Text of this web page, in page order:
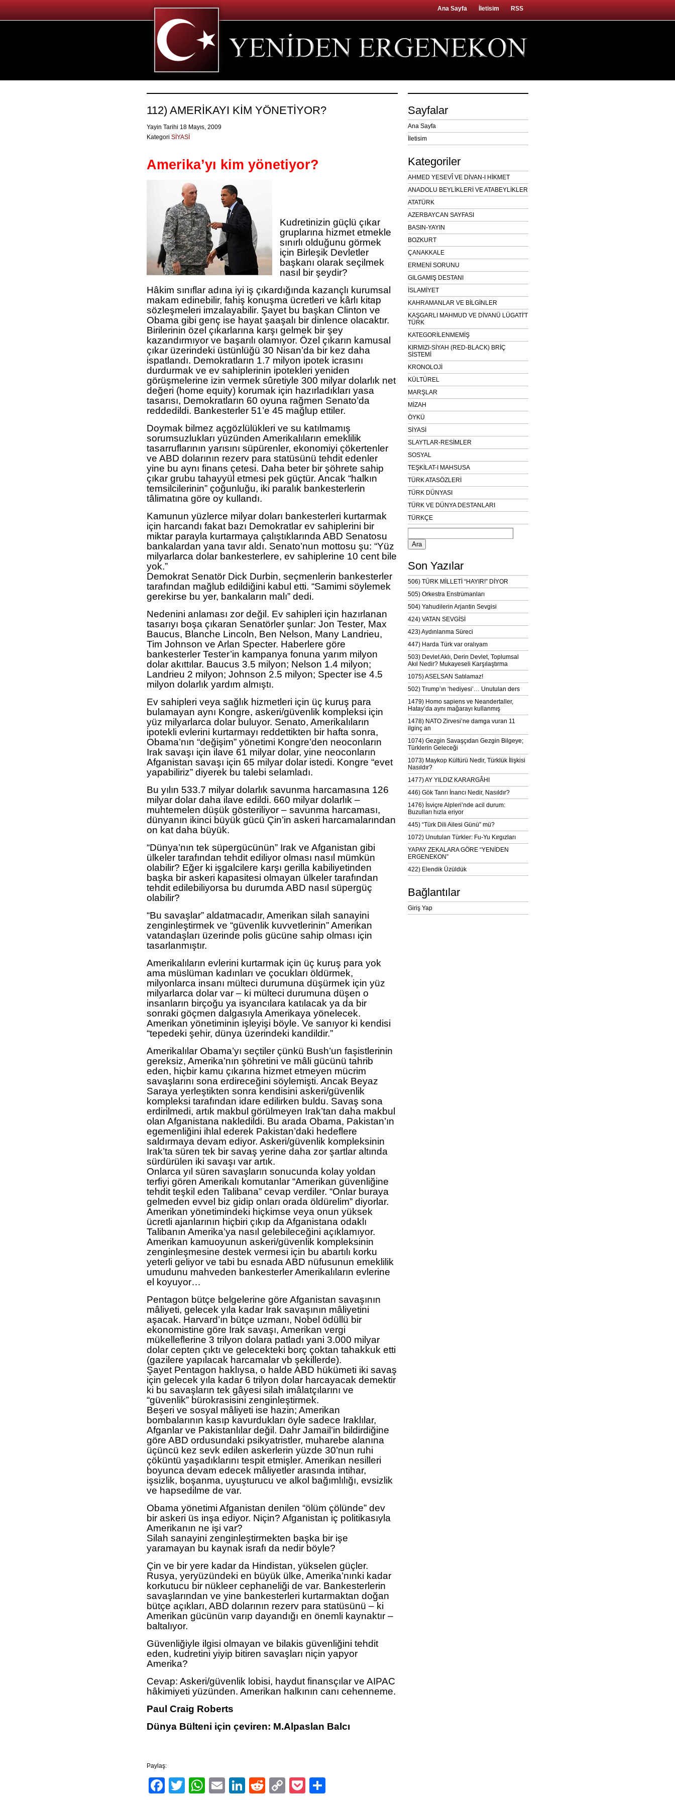
Ana Sayfa İletisim RSS
112) AMERİKAYI KİM YÖNETİYOR?
Yayin Tarihi 18 Mayıs, 2009
Kategori SİYASİ
Amerika’yı kim yönetiyor?
Kudretinizin güçlü çıkar
gruplarına hizmet etmekle
sınırlı olduğunu görmek
için Birleşik Devletler
başkanı olarak seçilmek
nasıl bir şeydir?
Hâkim sınıflar adına iyi iş çıkardığında kazançlı kurumsal
makam edinebilir, fahiş konuşma ücretleri ve kârlı kitap
sözleşmeleri imzalayabilir. Şayet bu başkan Clinton ve
Obama gibi genç ise hayat şaaşalı bir dinlence olacaktır.
Birilerinin özel çıkarlarına karşı gelmek bir şey
kazandırmıyor ve başarılı olamıyor. Özel çıkarın kamusal
çıkar üzerindeki üstünlüğü 30 Nisan’da bir kez daha
ispatlandı. Demokratların 1.7 milyon ipotek icrasını
durdurmak ve ev sahiplerinin ipotekleri yeniden
görüşmelerine izin vermek sûretiyle 300 milyar dolarlık net
değeri (home equity) korumak için hazırladıkları yasa
tasarısı, Demokratların 60 oyuna rağmen Senato’da
reddedildi. Bankesterler 51’e 45 mağlup ettiler.
Doymak bilmez açgözlülükleri ve su katılmamış
sorumsuzlukları yüzünden Amerikalıların emeklilik
tasarruflarının yarısını süpürenler, ekonomiyi çökertenler
ve ABD dolarının rezerv para statüsünü tehdit edenler
yine bu aynı finans çetesi. Daha beter bir şöhrete sahip
çıkar grubu tahayyül etmesi pek güçtür. Ancak “halkın
temsilcilerinin” çoğunluğu, iki paralık bankesterlerin
tâlimatına göre oy kullandı.
Kamunun yüzlerce milyar doları bankesterleri kurtarmak
için harcandı fakat bazı Demokratlar ev sahiplerini bir
miktar parayla kurtarmaya çalıştıklarında ABD Senatosu
bankalardan yana tavır aldı. Senato’nun mottosu şu: “Yüz
milyarlarca dolar bankesterlere, ev sahiplerine 10 cent bile
yok.”
Demokrat Senatör Dick Durbin, seçmenlerin bankesterler
tarafından mağlub edildiğini kabul etti. “Samimi söylemek
gerekirse bu yer, bankaların malı” dedi.
Nedenini anlaması zor değil. Ev sahipleri için hazırlanan
tasarıyı boşa çıkaran Senatörler şunlar: Jon Tester, Max
Baucus, Blanche Lincoln, Ben Nelson, Many Landrieu,
Tim Johnson ve Arlan Specter. Haberlere göre
bankesterler Tester’in kampanya fonuna yarım milyon
dolar akıttılar. Baucus 3.5 milyon; Nelson 1.4 milyon;
Landrieu 2 milyon; Johnson 2.5 milyon; Specter ise 4.5
milyon dolarlık yardım almıştı.
Ev sahipleri veya sağlık hizmetleri için üç kuruş para
bulamayan aynı Kongre, askeri/güvenlik kompleksi için
yüz milyarlarca dolar buluyor. Senato, Amerikalıların
ipotekli evlerini kurtarmayı reddettikten bir hafta sonra,
Obama’nın “değişim” yönetimi Kongre’den neoconların
Irak savaşı için ilave 61 milyar dolar, yine neoconların
Afganistan savaşı için 65 milyar dolar istedi. Kongre “evet
yapabiliriz” diyerek bu talebi selamladı.
Bu yılın 533.7 milyar dolarlık savunma harcamasına 126
milyar dolar daha ilave edildi. 660 milyar dolarlık –
muhtemelen düşük gösteriliyor – savunma harcaması,
dünyanın ikinci büyük gücü Çin’in askeri harcamalarından
on kat daha büyük.
“Dünya’nın tek süpergücünün” Irak ve Afganistan gibi
ülkeler tarafından tehdit ediliyor olması nasıl mümkün
olabilir? Eğer ki işgalcilere karşı gerilla kabiliyetinden
başka bir askeri kapasitesi olmayan ülkeler tarafından
tehdit edilebiliyorsa bu durumda ABD nasıl süpergüç
olabilir?
“Bu savaşlar” aldatmacadır, Amerikan silah sanayini
zenginleştirmek ve “güvenlik kuvvetlerinin” Amerikan
vatandaşları üzerinde polis gücüne sahip olması için
tasarlanmıştır.
Amerikalıların evlerini kurtarmak için üç kuruş para yok
ama müslüman kadınları ve çocukları öldürmek,
milyonlarca insanı mülteci durumuna düşürmek için yüz
milyarlarca dolar var – ki mülteci durumuna düşen o
insanların birçoğu ya isyancılara katılacak ya da bir
sonraki göçmen dalgasıyla Amerikaya yönelecek.
Amerikan yönetiminin işleyişi böyle. Ve sanıyor ki kendisi
“tepedeki şehir, dünya üzerindeki kandildir.”
Amerikalılar Obama’yı seçtiler çünkü Bush’un faşistlerinin
gereksiz, Amerika’nın şöhretini ve mâli gücünü tahrib
eden, hiçbir kamu çıkarına hizmet etmeyen mücrim
savaşlarını sona erdireceğini söylemişti. Ancak Beyaz
Saraya yerleştikten sonra kendisini askeri/güvenlik
kompleksi tarafından idare edilirken buldu. Savaş sona
erdirilmedi, artık makbul görülmeyen Irak’tan daha makbul
olan Afganistana nakledildi. Bu arada Obama, Pakistan’ın
egemenliğini ihlal ederek Pakistan’daki hedeflere
saldırmaya devam ediyor. Askeri/güvenlik kompleksinin
Irak’ta süren tek bir savaş yerine daha zor şartlar altında
sürdürülen iki savaşı var artık.
Onlarca yıl süren savaşların sonucunda kolay yoldan
terfiyi gören Amerikalı komutanlar “Amerikan güvenliğine
tehdit teşkil eden Talibana” cevap verdiler. “Onlar buraya
gelmeden evvel biz gidip onları orada öldürelim” diyorlar.
Amerikan yönetimindeki hiçkimse veya onun yüksek
ücretli ajanlarının hiçbiri çıkıp da Afganistana odaklı
Talibanın Amerika’ya nasıl gelebileceğini açıklamıyor.
Amerikan kamuoyunun askeri/güvenlik kompleksinin
zenginleşmesine destek vermesi için bu abartılı korku
yeterli geliyor ve tabi bu esnada ABD nüfusunun emeklilik
umudunu mahveden bankesterler Amerikalıların evlerine
el koyuyor…
Pentagon bütçe belgelerine göre Afganistan savaşının
mâliyeti, gelecek yıla kadar Irak savaşının mâliyetini
aşacak. Harvard’ın bütçe uzmanı, Nobel ödüllü bir
ekonomistine göre Irak savaşı, Amerikan vergi
mükelleflerine 3 trilyon dolara patladı yani 3.000 milyar
dolar cepten çıktı ve gelecekteki borç çoktan tahakkuk etti
(gazilere yapılacak harcamalar vb şekillerde).
Şayet Pentagon haklıysa, o halde ABD hükümeti iki savaş
için gelecek yıla kadar 6 trilyon dolar harcayacak demektir
ki bu savaşların tek gâyesi silah imâlatçılarını ve
“güvenlik” bürokrasisini zenginleştirmek.
Beşeri ve sosyal mâliyeti ise hazin; Amerikan
bombalarının kasıp kavurdukları öyle sadece Iraklılar,
Afganlar ve Pakistanlılar değil. Dahr Jamail’in bildirdiğine
göre ABD ordusundaki psikyatristler, muharebe alanına
üçüncü kez sevk edilen askerlerin yüzde 30’nun ruhi
çöküntü yaşadıklarını tespit etmişler. Amerikan nesilleri
boyunca devam edecek mâliyetler arasında intihar,
işsizlik, boşanma, uyuşturucu ve alkol bağımlılığı, evsizlik
ve hapsedilme de var.
Obama yönetimi Afganistan denilen “ölüm çölünde” dev
bir askeri üs inşa ediyor. Niçin? Afganistan iç politikasıyla
Amerikanın ne işi var?
Silah sanayini zenginleştirmekten başka bir işe
yaramayan bu kaynak israfı da nedir böyle?
Çin ve bir yere kadar da Hindistan, yükselen güçler.
Rusya, yeryüzündeki en büyük ülke, Amerika’nınki kadar
korkutucu bir nükleer cephaneliği de var. Bankesterlerin
savaşlarından ve yine bankesterleri kurtarmaktan doğan
bütçe açıkları, ABD dolarının rezerv para statüsünü – ki
Amerikan gücünün varıp dayandığı en önemli kaynaktır –
baltalıyor.
Güvenliğiyle ilgisi olmayan ve bilakis güvenliğini tehdit
eden, kudretini yiyip bitiren savaşları niçin yapyor
Amerika?
Cevap: Askeri/güvenlik lobisi, haydut finansçılar ve AIPAC
hâkimiyeti yüzünden. Amerikan halkının canı cehenneme.
Paul Craig Roberts
Dünya Bülteni için çeviren: M.Alpaslan Balcı
Paylaş:
Facebook
TwitterWhatsApp
EmailLinkedIn
RedditCopyPocket
Sayfalar
Ana Sayfa
İletisim
Kategoriler
AHMED YESEVÎ VE DİVAN-I HİKMET
ANADOLU BEYLİKLERİ VE ATABEYLİKLER
ATATÜRK
AZERBAYCAN SAYFASI
BASIN-YAYIN
BOZKURT
ÇANAKKALE
ERMENİ SORUNU
GILGAMIŞ DESTANI
İSLAMİYET
KAHRAMANLAR VE BİLGİNLER
KAŞGARLI MAHMUD VE DİVANÜ LÜGATİ'T
TÜRK
KATEGORİLENMEMİŞ
KIRMIZI-SİYAH (RED-BLACK) BRİÇ
SİSTEMİ
KRONOLOJİ
KÜLTÜREL
MARŞLAR
MİZAH
ÖYKÜ
SİYASİ
SLAYTLAR-RESİMLER
SOSYAL
TEŞKİLAT-I MAHSUSA
TÜRK ATASÖZLERİ
TÜRK DÜNYASI
TÜRK VE DÜNYA DESTANLARI
TÜRKÇE
Arama:
Son Yazılar
506) TÜRK MİLLETİ “HAYIR!” DİYOR
505) Orkestra Enstrümanları
504) Yahudilerin Arjantin Sevgisi
424) VATAN SEVGİSİ
423) Aydınlanma Süreci
447) Harda Türk var oralıyam
503) Devlet Aklı, Derin Devlet, Toplumsal
Akıl Nedir? Mukayeseli Karşılaştırma
1075) ASELSAN Satılamaz!
502) Trump’ın ‘hediyesi’… Unutulan ders
1479) Homo sapiens ve Neandertaller,
Hatay’da aynı mağarayı kullanmış
1478) NATO Zirvesi’ne damga vuran 11
ilginç an
1074) Gezgin Savaşçıdan Gezgin Bilgeye;
Türklerin Geleceği
1073) Maykop Kültürü Nedir, Türklük İlişkisi
Nasıldır?
1477) AY YILDIZ KARARGÂHI
446) Gök Tanrı İnancı Nedir, Nasıldır?
1476) İsviçre Alpleri’nde acil durum:
Buzulları hızla eriyor
445) “Türk Dili Ailesi Günü” mü?
1072) Unutulan Türkler: Fu-Yu Kırgızları
YAPAY ZEKALARA GÖRE “YENİDEN
ERGENEKON”
422) Elendik Üzüldük
Bağlantılar
Giriş Yap